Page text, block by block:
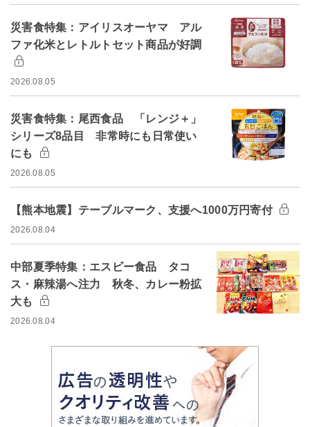
災害食特集：アイリスオーヤマ アル
ファ化米とレトルトセット商品が好調
2026.08.05
災害食特集：尾西食品 「レンジ＋」
シリーズ8品目 非常時にも日常使い
にも
2026.08.05
【熊本地震】テーブルマーク、支援へ1000万円寄付
2026.08.04
中部夏季特集：エスビー食品 タコ
ス・麻辣湯へ注力 秋冬、カレー粉拡
大も
2026.08.04